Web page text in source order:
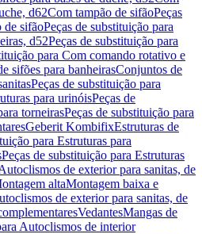
d62Com tampão de sifãoPeças
de sifãoPeças de substituição para
d52Peças de substituição para
para Com comando rotativo e
sifões para banheirasConjuntos de
Peças de substituição para
para urinóisPeças de
torneirasPeças de substituição para
Geberit KombifixEstruturas de
para Estruturas para
Peças de substituição para Estruturas
de exterior para sanitas, de
altaMontagem baixa e
de exterior para sanitas, de
VedantesMangas de
Autoclismos de interior